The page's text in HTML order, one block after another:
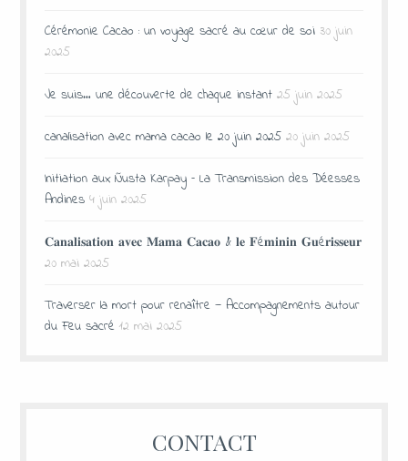
Cérémonie Cacao : un voyage sacré au cœur de soi 30 juin
2025
Je suis… une découverte de chaque instant 25 juin 2025
canalisation avec mama cacao le 20 juin 2025 20 juin 2025
Initiation aux Ñusta Karpay – La Transmission des Déesses
Andines 4 juin 2025
𝐂𝐚𝐧𝐚𝐥𝐢𝐬𝐚𝐭𝐢𝐨𝐧 𝐚𝐯𝐞𝐜 𝐌𝐚𝐦𝐚 𝐂𝐚𝐜𝐚𝐨 & 𝐥𝐞 𝐅é𝐦𝐢𝐧𝐢𝐧 𝐆𝐮é𝐫𝐢𝐬𝐬𝐞𝐮𝐫
20 mai 2025
Traverser la mort pour renaître — Accompagnements autour
du Feu sacré 12 mai 2025
CONTACT